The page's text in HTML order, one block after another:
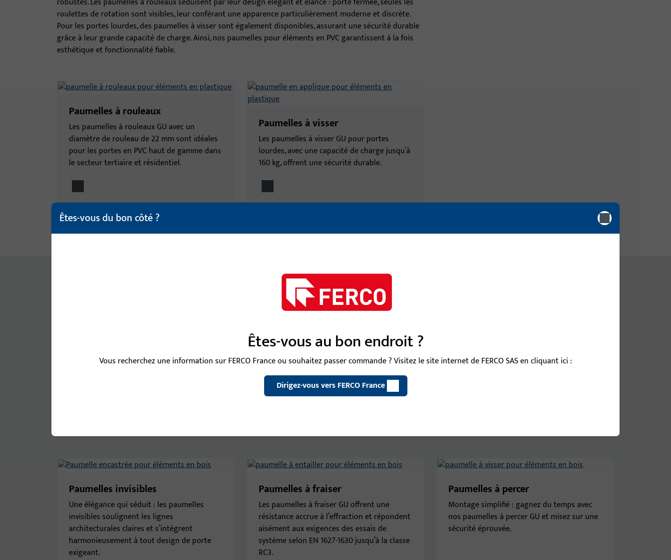
roulettes de rotation sont visibles, leur conférant une apparence particulièrement moderne et discrète.
Pour les portes lourdes, des paumelles à visser sont également disponibles, assurant une sécurité durable
grâce à leur grande capacité de charge. Ainsi, nos paumelles pour éléments en PVC garantissent à la fois
esthétique et fonctionnalité fiable.
Paumelles à rouleaux
Les paumelles à rouleaux GU avec un
diamètre de rouleau de 22 mm sont idéales
pour les portes en PVC haut de gamme dans
le secteur tertiaire et résidentiel.
Paumelles à visser
Les paumelles à visser GU pour portes
lourdes, avec une capacité de charge jusqu’à
160 kg, offrent une sécurité durable.
Paumelles GU pour éléments en bois
Pour les éléments en bois, nous proposons un large choix de paumelles, dont des paumelles invisibles ainsi
que des paumelles à fraiser et à percer. Les paumelles invisibles sont particulièrement appréciées, car elles
permettent un design de porte moderne et rectiligne sans interrompre la ligne de la porte. Des variantes
existent pour portes à recouvrement et à chant droit. Nos paumelles à fraiser réglables sont disponibles
Paumelles invisibles
Une élégance qui séduit : les paumelles
invisibles soulignent les lignes
architecturales claires et s’intègrent
harmonieusement à tout design de porte
exigeant.
Paumelles à fraiser
Les paumelles à fraiser GU offrent une
résistance accrue à l’effraction et répondent
aisément aux exigences des essais de
système selon EN 1627-1630 jusqu’à la classe
RC3.
Paumelles à percer
Montage simplifié : gagnez du temps avec
nos paumelles à percer GU et misez sur une
sécurité éprouvée.
Êtes-vous du bon côté ?
Êtes-vous au bon endroit ?
Vous recherchez une information sur FERCO France ou souhaitez passer commande ? Visitez le site internet de FERCO SAS en cliquant ici :
Dirigez-vous vers FERCO France